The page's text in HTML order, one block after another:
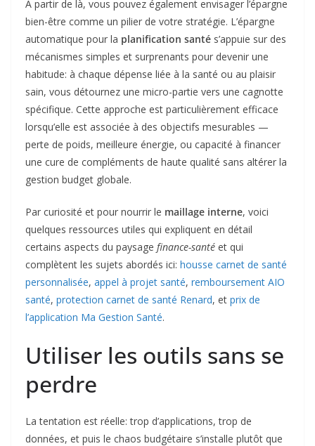
À partir de là, vous pouvez également envisager l’épargne
bien-être comme un pilier de votre stratégie. L’épargne
automatique pour la planification santé s’appuie sur des
mécanismes simples et surprenants pour devenir une
habitude: à chaque dépense liée à la santé ou au plaisir
sain, vous détournez une micro-partie vers une cagnotte
spécifique. Cette approche est particulièrement efficace
lorsqu’elle est associée à des objectifs mesurables —
perte de poids, meilleure énergie, ou capacité à financer
une cure de compléments de haute qualité sans altérer la
gestion budget globale.
Par curiosité et pour nourrir le maillage interne, voici
quelques ressources utiles qui expliquent en détail
certains aspects du paysage finance-santé et qui
complètent les sujets abordés ici: housse carnet de santé
personnalisée, appel à projet santé, remboursement AIO
santé, protection carnet de santé Renard, et prix de
l’application Ma Gestion Santé.
Utiliser les outils sans se
perdre
La tentation est réelle: trop d’applications, trop de
données, et puis le chaos budgétaire s’installe plutôt que